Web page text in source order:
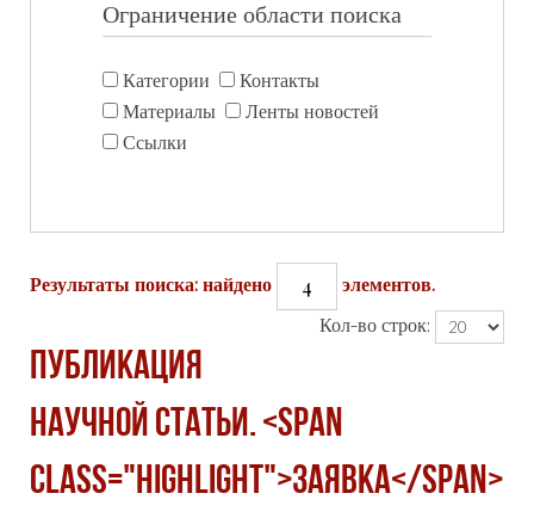
Ограничение области поиска
Категории
Контакты
Материалы
Ленты новостей
Ссылки
Результаты поиска: найдено 4
элементов.
Кол-во строк:
Публикация
научной статьи. <span
class="highlight">Заявка</span>